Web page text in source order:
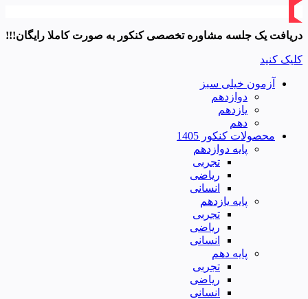
دریافت یک جلسه مشاوره تخصصی کنکور به صورت کاملا رایگان!!!
کلیک کنید
آزمون خیلی سبز
دوازدهم
یازدهم
دهم
محصولات کنکور 1405
پایه دوازدهم
تجربی
ریاضی
انسانی
پایه یازدهم
تجربی
ریاضی
انسانی
پایه دهم
تجربی
ریاضی
انسانی